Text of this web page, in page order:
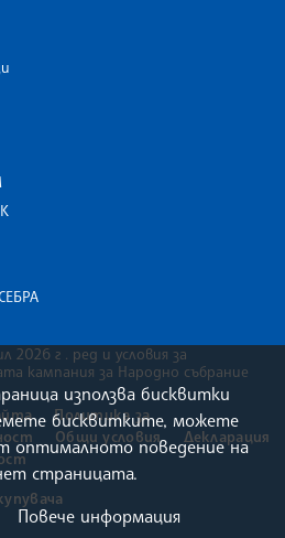
2026 г . ред и условия за
кампания за Народно събрание
Политика за
Общи условия
Декларация
използва бисквитки
бисквитките, можете
оптималното поведение на
страницата.
Повече информация